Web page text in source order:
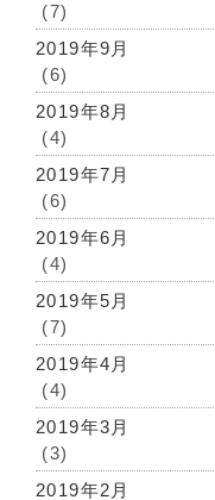
(7)
2019年9月
(6)
2019年8月
(4)
2019年7月
(6)
2019年6月
(4)
2019年5月
(7)
2019年4月
(4)
2019年3月
(3)
2019年2月